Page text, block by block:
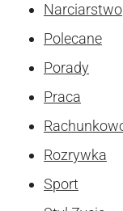
Narciarstwo
Polecane
Porady
Praca
Rozrywka
Sport